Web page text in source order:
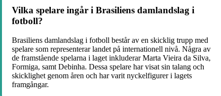
Vilka spelare ingår i Brasiliens damlandslag i
fotboll?
Brasiliens damlandslag i fotboll består av en skicklig trupp med
spelare som representerar landet på internationell nivå. Några av
de framstående spelarna i laget inkluderar Marta Vieira da Silva,
Formiga, samt Debinha. Dessa spelare har visat sin talang och
skicklighet genom åren och har varit nyckelfigurer i lagets
framgångar.